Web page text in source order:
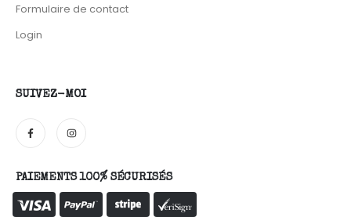
Formulaire de contact
Login
SUIVEZ-MOI
PAIEMENTS 100% SÉCURISÉS